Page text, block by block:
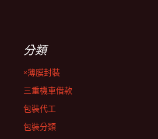
分類
×薄膜封裝
三重機車借款
包裝代工
包裝分類